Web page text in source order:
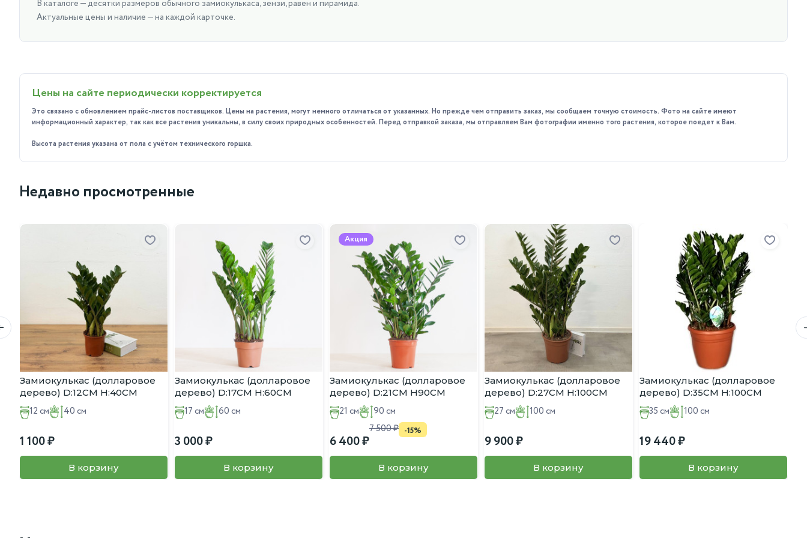
В каталоге — десятки размеров обычного замиокулькаса, зензи, равен и пирамида.
Актуальные цены и наличие — на каждой карточке.
Цены на сайте периодически корректируется
Это связано с обновлением прайс-листов поставщиков. Цены на растения, могут немного отличаться от указанных. Но прежде чем отправить заказ, мы сообщаем точную стоимость. Фото на сайте имеют
информационный характер, так как все растения уникальны, в силу своих природных особенностей. Перед отправкой заказа, мы отправляем Вам фотографии именно того растения, которое поедет к Вам.
Высота растения указана от пола с учётом технического горшка.
Недавно просмотренные
Замиокулькас (долларовое
дерево) D:12CM H:40CM
12 см 40 см
1 100
В корзину
Замиокулькас (долларовое
дерево) D:17CM H:60CM
17 см 60 см
3 000
В корзину
Акция
Замиокулькас (долларовое
дерево) D:21CM H90CM
21 см 90 см
6 400
7 500 -15%
В корзину
Замиокулькас (долларовое
дерево) D:27CM H:100CM
27 см 100 см
9 900
В корзину
Замиокулькас (долларовое
дерево) D:35CM H:100CM
35 см 100 см
19 440
В корзину